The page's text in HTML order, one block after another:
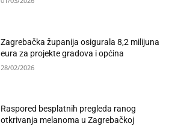
Zagrebačka županija osigurala 8,2 milijuna
eura za projekte gradova i općina
28/02/2026
Raspored besplatnih pregleda ranog
otkrivanja melanoma u Zagrebačkoj